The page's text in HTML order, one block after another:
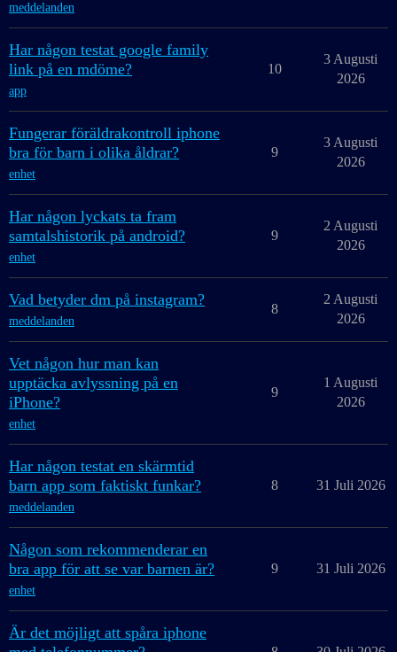
meddelanden
Har någon testat google family
link på en mdöme?
app
10
3 Augusti
2026
Fungerar föräldrakontroll iphone
bra för barn i olika åldrar?
enhet
9
3 Augusti
2026
Har någon lyckats ta fram
samtalshistorik på android?
enhet
9
2 Augusti
2026
Vad betyder dm på instagram?
meddelanden
8
2 Augusti
2026
Vet någon hur man kan
upptäcka avlyssning på en
iPhone?
enhet
9
1 Augusti
2026
Har någon testat en skärmtid
barn app som faktiskt funkar?
meddelanden
8 31 Juli 2026
Någon som rekommenderar en
bra app för att se var barnen är?
enhet
9 31 Juli 2026
Är det möjligt att spåra iphone